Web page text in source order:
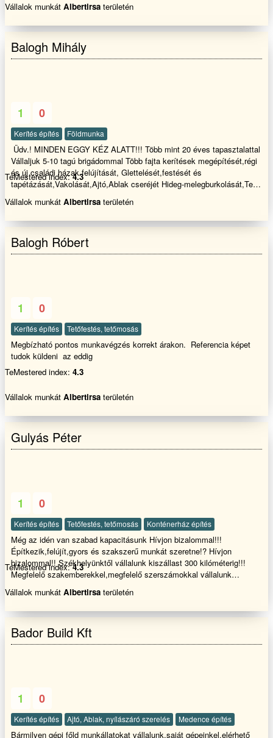
kikenését,cserép forgatását,lécezését,lapos tetők
padlások,szigetelését,csatorna és minden féle bádogos munkálatokat,
akár 2 órán belüli ingyenes helyszíni állapot felméréssel.Hívjon
Bizalommal Megegyezünk....
Vállalok munkát Albertirsa területén
Balogh Mihály
1 0
Kerítés építés Földmunka
Üdv.! MINDEN EGGY KÉZ ALATT!!! Több mint 20 éves tapasztalattal
Vállaljuk 5-10 tagú brigádommal Több fajta kerítések megépítését,régi
és új családi házak felújítását, Glettelését,festését és
tapétázását,Vakolását,Ajtó,Ablak cseréjét Hideg-melegburkolását,Tető
falak,Salétromos falak innyektálását.Tovabbá Támfalak építését és
bontását terasz építését és burkolását válaljuk rövid határidőn belül
dolgozunk GARANCIÁVAL!! Kérem tekintse meg referencia képeinket
és ha tetszik a munkáink akkor hívjon bizalommal
TeMestered index:4.3
Vállalok munkát Albertirsa területén
Balogh Róbert
1 0
Kerítés építés Tetőfestés, tetőmosás
Megbízható pontos munkavégzés korrekt árakon. Referencia képet
tudok küldeni az eddig
TeMestered index: 4.3
Vállalok munkát Albertirsa területén
Gulyás Péter
1 0
Kerítés építés Tetőfestés, tetőmosás Konténerház építés
Még az idén van szabad kapacitásunk Hívjon bizalommal!!!
Építkezik,felújít,gyors és szakszerű munkát szeretne!? Hívjon
bizalommal!! Székhelyünktől vállalunk kiszállast 300 kilóméterig!!!
Megfelelő szakemberekkel,megfelelő szerszámokkal vállalunk
Panel és társasházban egyaránt) ,!! Családi házak vagy földszini
lakás, kerítések,támfalak üzlethelyiségek,földszinti
garázsok,lépcsőházak,raktárépületek falai vizesek,áznak!?
Salétromos kivirágzás jelenik meg a felületen,!? Málló vakolat alakul
ki??? Penészesednek a falak,dohos lessz a helyiség és salétromos
készítését javítását,és minden fajta betonozási munkát vállalok,
Precíz,igényes és tiszta,gyors és szakszerű munkavégzés hívjon
bizalommal!!
TeMestered index:4.3
Vállalok munkát Albertirsa területén
Bador Build Kft
1 0
Kerítés építés Ajtó, Ablak, nyílászáró szerelés Medence építés
Bármilyen gépi főld munkállatokat vállalunk,saját gépeinkel,elérhető